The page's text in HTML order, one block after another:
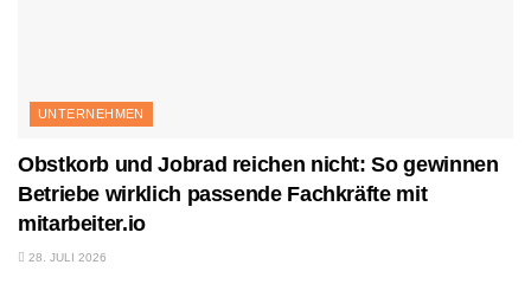
UNTERNEHMEN
Obstkorb und Jobrad reichen nicht: So gewinnen
Betriebe wirklich passende Fachkräfte mit
mitarbeiter.io
28. JULI 2026